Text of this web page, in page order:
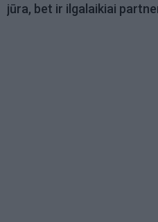
jūra, bet ir ilgalaikiai